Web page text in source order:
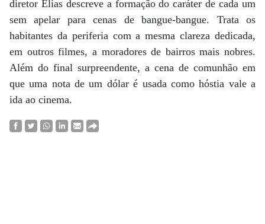
diretor Elias descreve a formação do caráter de cada um
sem apelar para cenas de bangue-bangue. Trata os
habitantes da periferia com a mesma clareza dedicada,
em outros filmes, a moradores de bairros mais nobres.
Além do final surpreendente, a cena de comunhão em
que uma nota de um dólar é usada como hóstia vale a
ida ao cinema.